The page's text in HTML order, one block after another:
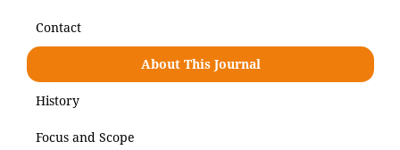
Contact
About This Journal
History
Focus and Scope